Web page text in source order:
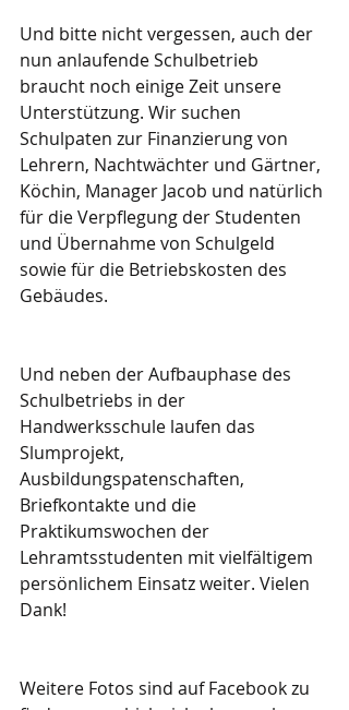
Und bitte nicht vergessen, auch der
nun anlaufende Schulbetrieb
braucht noch einige Zeit unsere
Unterstützung. Wir suchen
Schulpaten zur Finanzierung von
Lehrern, Nachtwächter und Gärtner,
Köchin, Manager Jacob und natürlich
für die Verpflegung der Studenten
und Übernahme von Schulgeld
sowie für die Betriebskosten des
Gebäudes.
Und neben der Aufbauphase des
Schulbetriebs in der
Handwerksschule laufen das
Slumprojekt,
Ausbildungspatenschaften,
Briefkontakte und die
Praktikumswochen der
Lehramtsstudenten mit vielfältigem
persönlichem Einsatz weiter. Vielen
Dank!
Weitere Fotos sind auf Facebook zu